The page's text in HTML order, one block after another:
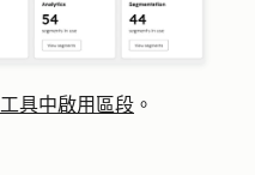
具中啟用區段 。